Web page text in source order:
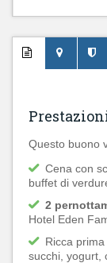
Questo buono
Cena con
buffet di
2
Hotel Eden
Ricca
succhi, yogurt,